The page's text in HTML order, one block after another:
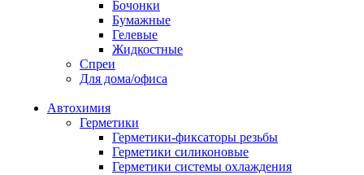
Бочонки
Бумажные
Гелевые
Жидкостные
Спреи
Для дома/офиса
Автохимия
Герметики
Герметики-фиксаторы резьбы
Герметики силиконовые
Герметики системы охлаждения